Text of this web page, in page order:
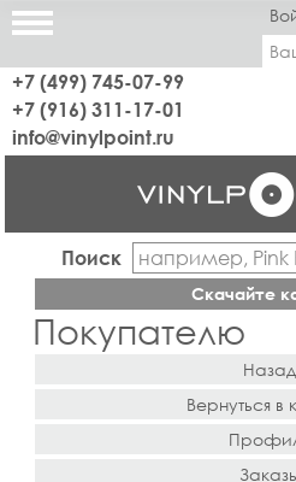
+7 (499) 745-07-99
+7 (916) 311-17-01
info@vinylpoint.ru
Поиск
Скачайте
Покупателю
Назад
Вернуться в